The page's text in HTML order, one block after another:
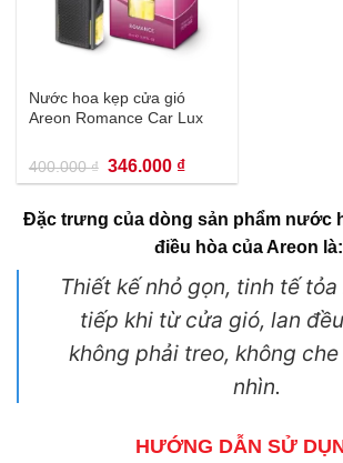
Nước hoa kẹp cửa gió
Areon Romance Car Lux
400.000₫ Giá
gốc
là:
346.000 ₫Giá
hiện
tại
346.000 ₫.
Đặc trưng của dòng sản phẩm nước
điều hòa của Areon là:
Thiết kế nhỏ gọn, tinh tế
tiếp khi từ cửa gió, lan
không phải treo, không
nhìn.
HƯỚNG DẪN SỬ